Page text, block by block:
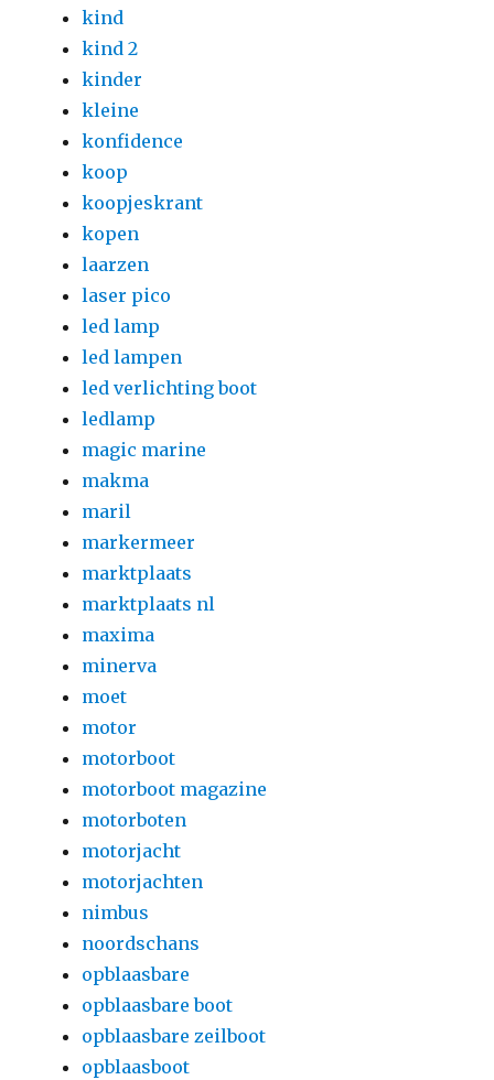
kind
kind 2
kinder
kleine
konfidence
koop
koopjeskrant
kopen
laarzen
laser pico
led lamp
led lampen
led verlichting boot
ledlamp
magic marine
makma
maril
markermeer
marktplaats
marktplaats nl
maxima
minerva
moet
motor
motorboot
motorboot magazine
motorboten
motorjacht
motorjachten
nimbus
noordschans
opblaasbare
opblaasbare boot
opblaasbare zeilboot
opblaasboot